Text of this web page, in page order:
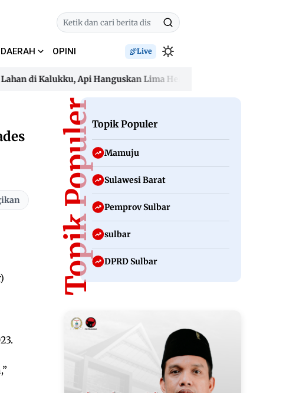
DAERAH OPINI Live
di Kalukku, Api Hanguskan Lima Hektare dan Ancam
di Kalukku, Api Hanguskan Lima Hektare dan Ancam
Topik PopulerTopik Populer
Mamuju
Sulawesi Barat
Pemprov Sulbar
sulbar
DPRD Sulbar